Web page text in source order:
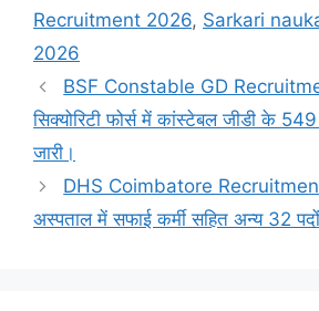
Recruitment 2026, Sarkari
2026
BSF Constable GD
सिक्योरिटी फोर्स में कांस्टेबल जीडी के 549
जारी।
DHS Coimbatore
अस्पताल में सफाई कर्मी सहित अन्य 32 पदों